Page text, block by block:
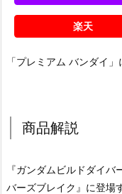
楽天
「プレミアム バンダイ」
商品解説
『ガンダムビルドダイ
バーズブレイク』に登場